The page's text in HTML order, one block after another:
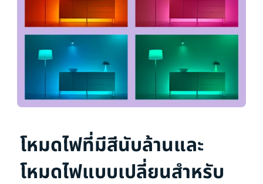
โหมดไฟที่มีสีนับล้านและ
โหมดไฟแบบเปลี่ยนสำหรับ